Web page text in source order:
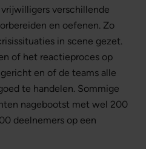
verschillende
en oefenen. Zo
in scene gezet.
of het reactieproces op
en of de teams alle
te handelen. Sommige
nagebootst met wel 200
deelnemers op een